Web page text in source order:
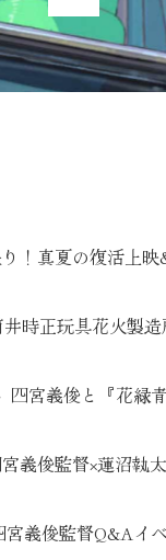
！真夏の復活上
時正玩具花火製
宮義俊と『花緑
義俊監督×蓮沼執
義俊監督Q&Aイ